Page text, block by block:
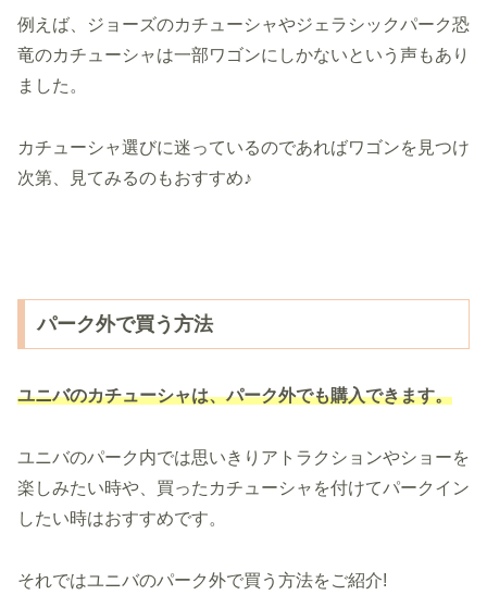
例えば、ジョーズのカチューシャやジェラシックパーク恐
竜のカチューシャは一部ワゴンにしかないという声もあり
ました。
カチューシャ選びに迷っているのであればワゴンを見つけ
次第、見てみるのもおすすめ♪
パーク外で買う方法
ユニバのカチューシャは、パーク外でも購入できます。
ユニバのパーク内では思いきりアトラクションやショーを
楽しみたい時や、買ったカチューシャを付けてパークイン
したい時はおすすめです。
それではユニバのパーク外で買う方法をご紹介!